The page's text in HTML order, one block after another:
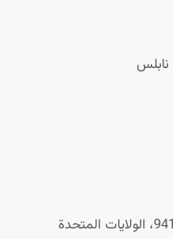
سان فرانسيسكو، كاليفورنيا 94117، الولايات المتحدة